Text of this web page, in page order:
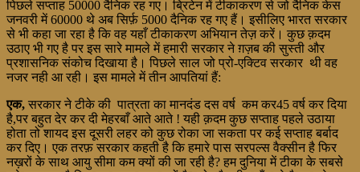
पिछले सप्ताह 50000 दैनिक रह गए। ब्रिटेन में टीकाकरण से जो दैनिक केस
जनवरी में 60000 थे अब सिर्फ़ 5000 दैनिक रह गए हैं। इसीलिए भारत सरकार
से भी कहा जा रहा है कि वह यहाँ टीकाकरण अभियान तेज़ करें। कुछ क़दम
उठाए भी गए है पर इस सारे मामले में हमारी सरकार ने ग़ज़ब की सुस्ती और
प्रशासनिक संकोच दिखाया है। पिछले साल जो प्रो-एक्टिव सरकार थी वह
नजर नही आ रही। इस मामले में तीन आपतियां हैं:
एक, सरकार ने टीके की पात्रता का मानदंड दस वर्ष कम कर45 वर्ष कर दिया
है,पर बहुत देर कर दी मेहरबाँ आते आते ! यही क़दम कुछ सप्ताह पहले उठाया
होता तो शायद इस दूसरी लहर को कुछ रोका जा सकता पर कई सप्ताह बर्बाद
कर दिए। एक तरफ़ सरकार कहती है कि हमारे पास सरपल्स वैक्सीन है फिर
नख़रों के साथ आयु सीमा कम क्यों की जा रही है? हम दुनिया में टीका के सबसे